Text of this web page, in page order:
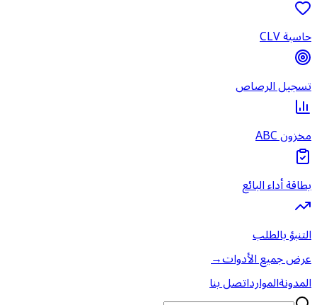
حاسبة CLV
تسجيل الرصاص
مخزون ABC
بطاقة أداء البائع
التنبؤ بالطلب
عرض جميع الأدوات→
المدونةالموارداتصل بنا